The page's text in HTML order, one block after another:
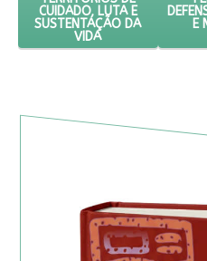
CUIDADO, LUTA E
SUSTENTAÇÃO DA
VIDA
E